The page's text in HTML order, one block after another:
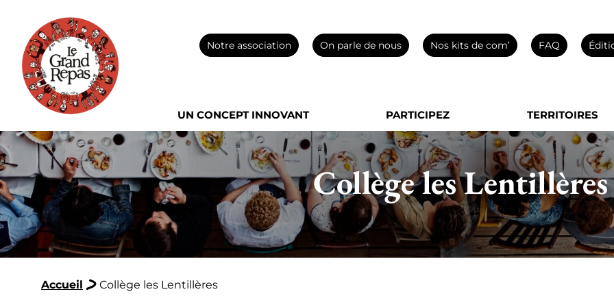
Notre association On parle de nous Nos kits de com’ FAQ
UN CONCEPT INNOVANT PARTICIPEZ TERRITOIRES
Collège les Lentillères
Accueil Collège les Lentillères